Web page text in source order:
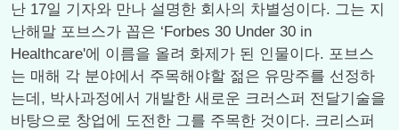
난 17일 기자와 만나 설명한 회사의 차별성이다. 그는 지
난해말 포브스가 꼽은 ‘Forbes 30 Under 30 in
Healthcare'에 이름을 올려 화제가 된 인물이다. 포브스
는 매해 각 분야에서 주목해야할 젊은 유망주를 선정하
는데, 박사과정에서 개발한 새로운 크러스퍼 전달기술을
바탕으로 창업에 도전한 그를 주목한 것이다. 크리스퍼